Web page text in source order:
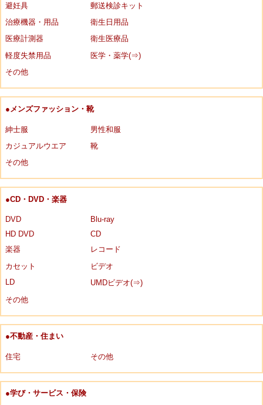
避妊具
郵送検診キット
治療機器・用品
衛生日用品
医療計測器
衛生医療品
軽度失禁用品
医学・薬学(⇒)
その他
●メンズファッション・靴
紳士服
男性和服
カジュアルウエア
靴
その他
●CD・DVD・楽器
DVD
Blu-ray
HD DVD
CD
楽器
レコード
カセット
ビデオ
LD
UMDビデオ(⇒)
その他
●不動産・住まい
住宅 その他
●学び・サービス・保険